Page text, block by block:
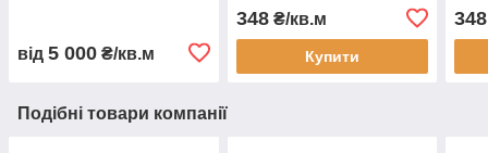
будівництво
від 5 000 ₴/кв.м
тент захисний тент на
замовлення доставка
348₴/кв.м
Купити
348
Подібні товари компанії